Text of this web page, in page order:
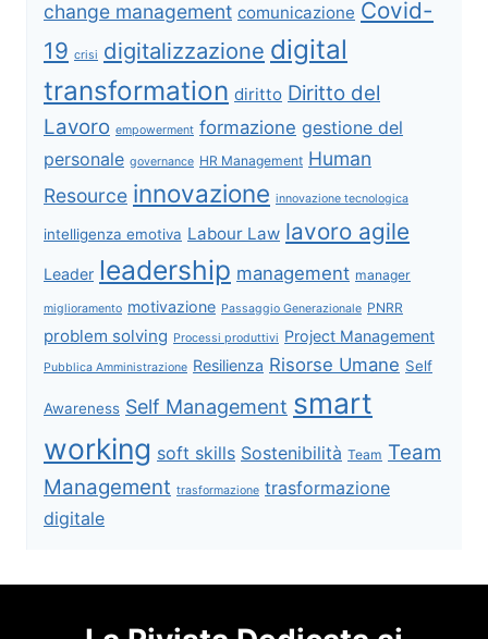
change management comunicazione Covid-
19 crisi digitalizzazione digital
transformation diritto Diritto del
Lavoro empowerment formazione gestione del
personale governance HR Management Human
Resource innovazione innovazione tecnologica
intelligenza emotiva Labour Law lavoro agile
Leader leadership management manager
miglioramento motivazione Passaggio Generazionale PNRR
problem solving Processi produttivi Project Management
Pubblica Amministrazione Resilienza Risorse Umane Self
Awareness Self Management smart
working soft skills Sostenibilità Team Team
Management trasformazione trasformazione
digitale